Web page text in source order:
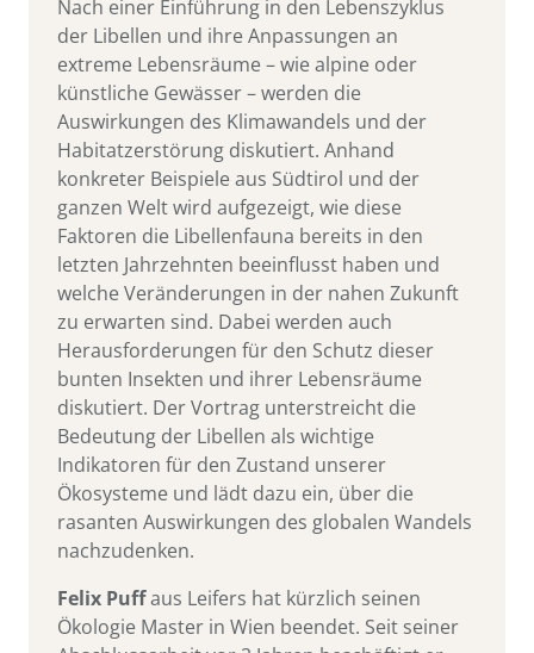
Nach einer Einführung in den Lebenszyklus
der Libellen und ihre Anpassungen an
extreme Lebensräume – wie alpine oder
künstliche Gewässer – werden die
Auswirkungen des Klimawandels und der
Habitatzerstörung diskutiert. Anhand
konkreter Beispiele aus Südtirol und der
ganzen Welt wird aufgezeigt, wie diese
Faktoren die Libellenfauna bereits in den
letzten Jahrzehnten beeinflusst haben und
welche Veränderungen in der nahen Zukunft
zu erwarten sind. Dabei werden auch
Herausforderungen für den Schutz dieser
bunten Insekten und ihrer Lebensräume
diskutiert. Der Vortrag unterstreicht die
Bedeutung der Libellen als wichtige
Indikatoren für den Zustand unserer
Ökosysteme und lädt dazu ein, über die
rasanten Auswirkungen des globalen Wandels
nachzudenken.
Felix Puffaus Leifers hat kürzlich seinen
Ökologie Master in Wien beendet. Seit seiner